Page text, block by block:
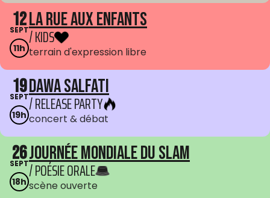
12
SEPT
11h
La Rue aux enfants
/ KIDS
terrain d'expression libre
19
SEPT
19h
Dawa Salfati
/ RELEASE PARTY
concert & débat
26
SEPT
18h
Journée mondiale du Slam
/ POÉSIE ORALE
scène ouverte